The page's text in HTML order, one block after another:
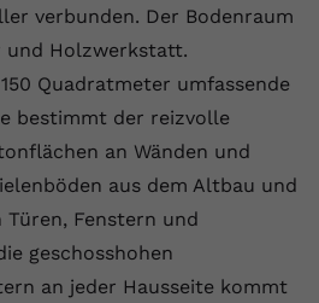
verbunden. Der Bodenraum
Holzwerkstatt.
Quadratmeter umfassende
bestimmt der reizvolle
an Wänden und
aus dem Altbau und
Fenstern und
geschosshohen
an jeder Hausseite kommt